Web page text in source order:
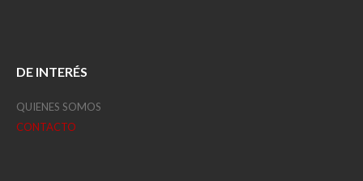
DE INTERÉS
QUIENES SOMOS
CONTACTO